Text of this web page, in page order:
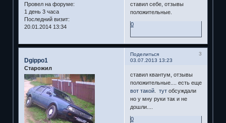
Провел на форуме:
1 день 3 часа
Последний визит:
20.01.2014 13:34
ставил себе, отзывы
положительные.
0
Поделиться
3
03.07.2013 13:23
Dgippo1
Старожил
ставил квантум, отзывы
положительные.... есть еще
вот такой. тутобсуждали
но у мну руки так и не
дошли....
0